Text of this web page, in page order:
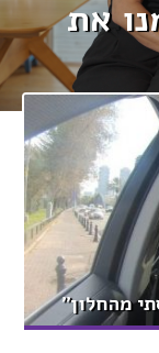
את
מהחלון''